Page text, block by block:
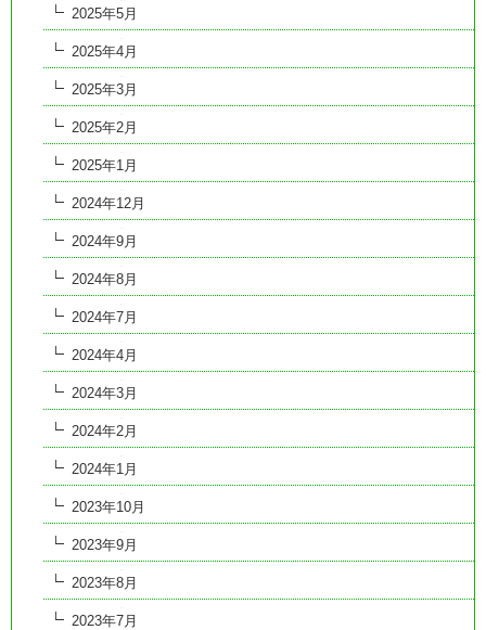
2025年5月
2025年4月
2025年3月
2025年2月
2025年1月
2024年12月
2024年9月
2024年8月
2024年7月
2024年4月
2024年3月
2024年2月
2024年1月
2023年10月
2023年9月
2023年8月
2023年7月